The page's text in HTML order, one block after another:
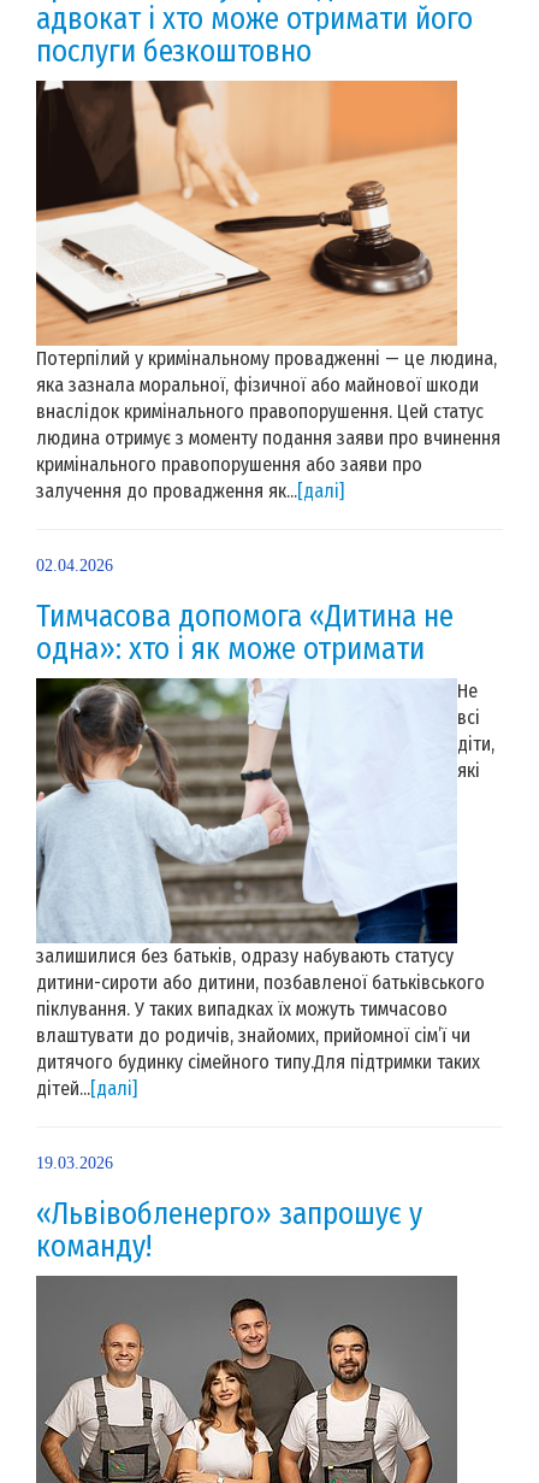
адвокат і хто може отримати його
послуги безкоштовно
Потерпілий у кримінальному провадженні — це людина,
яка зазнала моральної, фізичної або майнової шкоди
внаслідок кримінального правопорушення. Цей статус
людина отримує з моменту подання заяви про вчинення
кримінального правопорушення або заяви про
залучення до провадження як...[далі]
02.04.2026
Тимчасова допомога «Дитина не
одна»: хто і як може отримати
Не
всі
діти,
які
залишилися без батьків, одразу набувають статусу
дитини-сироти або дитини, позбавленої батьківського
піклування. У таких випадках їх можуть тимчасово
влаштувати до родичів, знайомих, прийомної сім’ї чи
дитячого будинку сімейного типу.Для підтримки таких
дітей...[далі]
19.03.2026
«Львівобленерго» запрошує у
команду!